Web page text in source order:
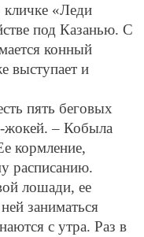
«Леди
под Казанью. С
конный
выступает и
пять беговых
жокей. – Кобыла
кормление,
расписанию.
лошади, ее
заниматься
с утра. Раз в